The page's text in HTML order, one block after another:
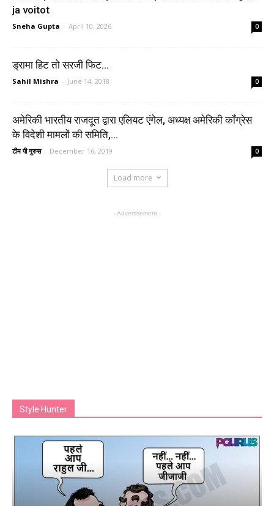
ja voitot
Sneha Gupta - April 10, 2026 0
ड्रामा हिट तो सरजी फिट…
Sahil Mishra - June 14, 2018 0
अमेरिकी भारतीय राजदूत द्वारा एलियट एंगेल, अध्यक्ष अमेरिकी कॉंग्रेस
के विदेशी मामलों की समिति,...
टीम पी गुरुस - December 16, 2019 0
Load more
- Advertisement -
Style Hunter